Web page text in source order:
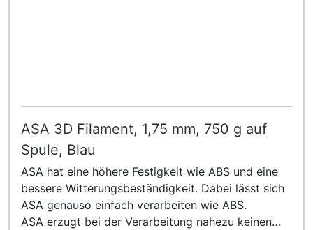
ASA 3D Filament, 1,75 mm, 750 g auf
Spule, Blau
ASA hat eine höhere Festigkeit wie ABS und eine
bessere Witterungsbeständigkeit. Dabei lässt sich
ASA genauso einfach verarbeiten wie ABS.
ASA erzugt bei der Verarbeitung nahezu keinen